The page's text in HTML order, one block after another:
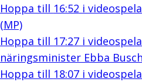
Hoppa till 16:52 i
(MP)
Hoppa till 17:27i
näringsminister Ebba
Hoppa till 18:07i